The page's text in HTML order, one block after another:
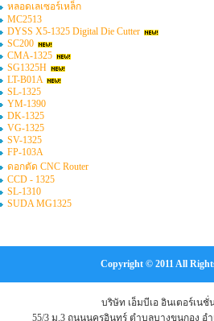
หลอดเลเซอร์เหล็ก
MC2513
DYSS X5-1325 Digital Die Cutter
SC200
CMA-1325
SG1325H
LT-B01A
SL-1325
YM-1390
DK-1325
VG-1325
SV-1325
FP-103A
ดอกตัด CNC Router
CCD - 1325
SL-1310
SUDA MG1325
Copyright © 2011 All
บริษัท เอ็มบีเอ อินเตอร์เน
55/3 ม.3 ถนนนครอินทร์ ตำบลบางขุนกอง อ